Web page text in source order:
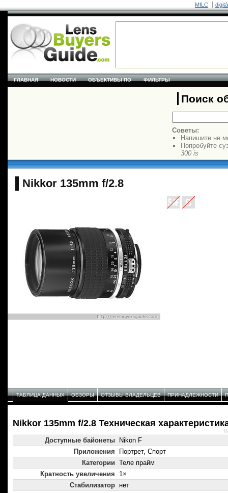
MILC
ГЛАВНАЯ НОВОСТИ ОБЪЕКТИВЫ ПО ФИЛЬТРЫ
Поиск
Советы:
Напишите не
Попробуйте
300 is
Nikkor 135mm f/2.8
ТАБЛИЦА ДАННЫХ ОБЗОРЫ ОТЗЫВЫ ВЛАДЕЛЬЦЕВ ПРИНАДЛЕЖНОСТИ
Nikkor 135mm f/2.8 Техническая
Доступные байонеты
Nikon F
Приложения
Портрет, Спорт
Категории Теле прайм
Кратность увеличения
1×
Стабилизатор нет